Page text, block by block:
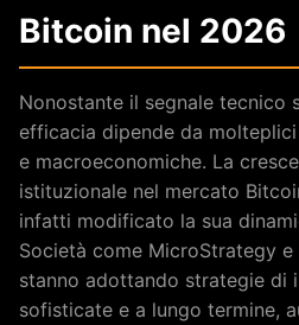
Bitcoin nel 2026
Nonostante il segnale tecnico
efficacia dipende da
e macroeconomiche. La
istituzionale nel mercato
infatti modificato la sua
Società come MicroStrategy
stanno adottando strategie di
sofisticate e a lungo termine,